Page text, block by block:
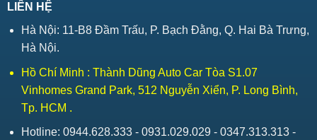
LIÊN HỆ
Hà Nội: 11-B8 Đầm Trấu, P. Bạch Đằng, Q. Hai Bà Trưng,
Hà Nội.
Hồ Chí Minh : Thành Dũng Auto Car Tòa S1.07
Vinhomes Grand Park, 512 Nguyễn Xiển, P. Long Bình,
Tp. HCM .
Hotline: 0944.628.333 - 0931.029.029 - 0347.313.313 -